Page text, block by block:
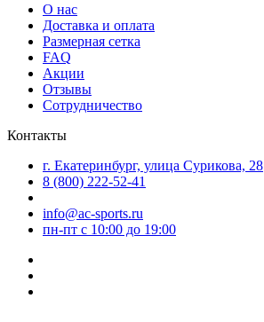
О нас
Доставка и оплата
Размерная сетка
FAQ
Акции
Отзывы
Сотрудничество
Контакты
г. Екатеринбург, улица Сурикова, 28
8 (800) 222-52-41
info@ac-sports.ru
пн-пт c 10:00 до 19:00